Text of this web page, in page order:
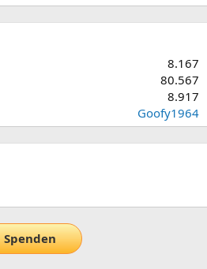
8.167
80.567
8.917
Goofy1964
Spenden